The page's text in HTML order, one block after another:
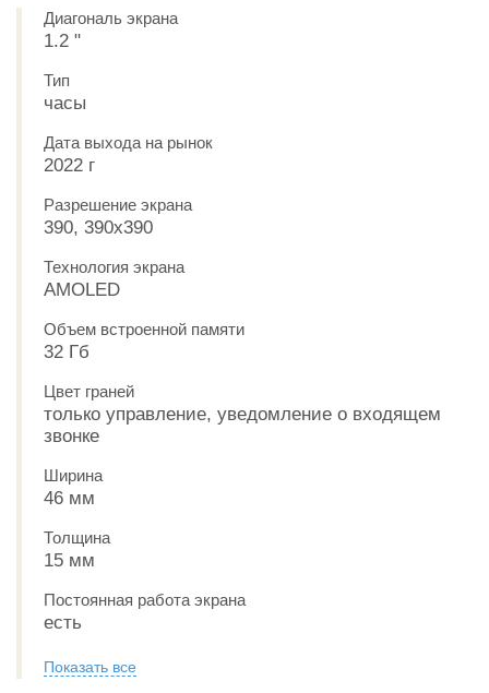
Диагональ экрана
1.2 "
Тип
часы
Дата выхода на рынок
2022 г
Разрешение экрана
390, 390x390
Технология экрана
AMOLED
Объем встроенной памяти
32 Гб
Цвет граней
только управление, уведомление о входящем
звонке
Ширина
46 мм
Толщина
15 мм
Постоянная работа экрана
есть
Показать все